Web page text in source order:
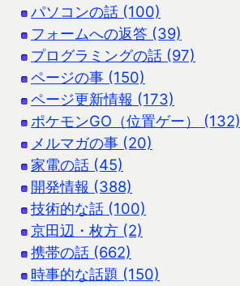
パソコンの話 (100)
フォームへの返答 (39)
プログラミングの話 (97)
ページの事 (150)
ページ更新情報 (173)
ポケモンGO（位置ゲー） (132)
メルマガの事 (20)
家電の話 (45)
開発情報 (388)
技術的な話 (100)
京田辺・枚方 (2)
携帯の話 (662)
時事的な話題 (150)